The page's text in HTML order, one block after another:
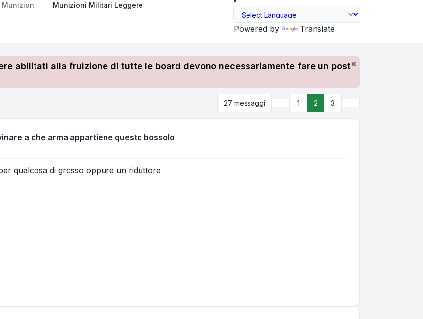
Munizioni Munizioni Militari Leggere
Powered by Translate
abilitati alla fruizione di tutte le board devono necessariamente fare un post
27 messaggi Precedente
1 2 3
a che arma appartiene questo bossolo
qualcosa di grosso oppure un riduttore